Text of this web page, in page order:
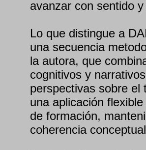
avanzar con sentido
Lo que distingue a
una secuencia
la autora, que
cognitivos y
perspectivas sobre el
una aplicación
de formación,
coherencia